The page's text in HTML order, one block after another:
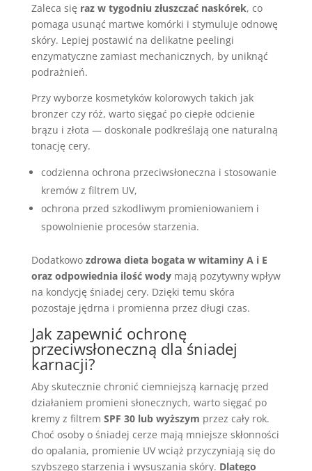
Zaleca się raz w tygodniu złuszczać naskórek, co
pomaga usunąć martwe komórki i stymuluje odnowę
skóry. Lepiej postawić na delikatne peelingi
enzymatyczne zamiast mechanicznych, by uniknąć
podrażnień.
Przy wyborze kosmetyków kolorowych takich jak
bronzer czy róż, warto sięgać po ciepłe odcienie
brązu i złota — doskonale podkreślają one naturalną
tonację cery.
codzienna ochrona przeciwsłoneczna i stosowanie
kremów z filtrem UV,
ochrona przed szkodliwym promieniowaniem i
spowolnienie procesów starzenia.
Dodatkowo zdrowa dieta bogata w witaminy A i E
oraz odpowiednia ilość wodymają pozytywny wpływ
na kondycję śniadej cery. Dzięki temu skóra
pozostaje jędrna i promienna przez długi czas.
Jak zapewnić ochronę
przeciwsłoneczną dla śniadej
karnacji?
Aby skutecznie chronić ciemniejszą karnację przed
działaniem promieni słonecznych, warto sięgać po
kremy z filtrem SPF 30 lub wyższym przez cały rok.
Choć osoby o śniadej cerze mają mniejsze skłonności
do opalania, promienie UV wciąż przyczyniają się do
szybszego starzenia i wysuszania skóry. Dlatego